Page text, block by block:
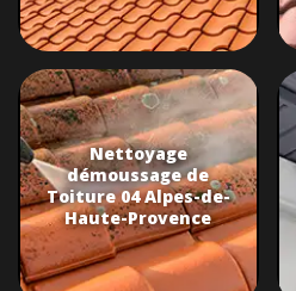
Nettoyage
démoussage de
Toiture 04 Alpes-de-
Haute-Provence